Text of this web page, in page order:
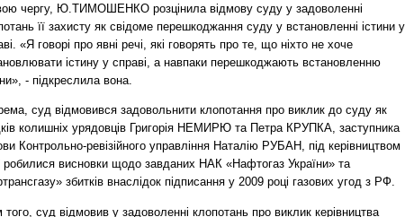
чергу, Ю.ТИМОШЕНКО розцінила відмову суду у задоволенні
її захисту як свідоме перешкоджання суду у встановленні істини у
«Я говорі про явні речі, які говорять про те, що ніхто не хоче
істину у справі, а навпаки перешкоджають встановленню
- підкреслила вона.
суд відмовився задовольнити клопотання про виклик до суду як
колишніх урядовців Григорія НЕМИРЮ та Петра КРУПКА, заступника
Контрольно-ревізійного управління Наталію РУБАН, під керівництвом
робилися висновки щодо завданих НАК «Нафтогаз України» та
збитків внаслідок підписання у 2009 році газових угод з РФ.
того, суд відмовив у задоволенні клопотань про виклик керівництва